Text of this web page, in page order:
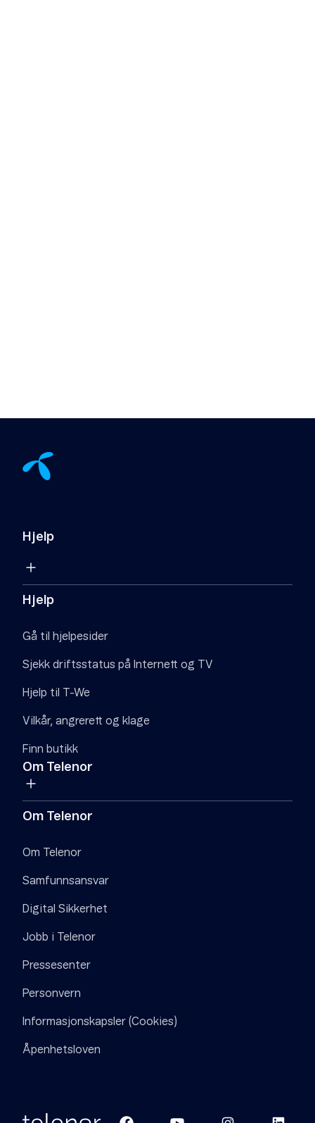
Hjelp
Hjelp
Gå til hjelpesider
Sjekk driftsstatus på Internett og TV
Hjelp til T-We
Vilkår, angrerett og klage
Finn butikk
Om Telenor
Om Telenor
Om Telenor
Samfunnsansvar
Digital Sikkerhet
Jobb i Telenor
Pressesenter
Personvern
Informasjonskapsler (Cookies)
Åpenhetsloven